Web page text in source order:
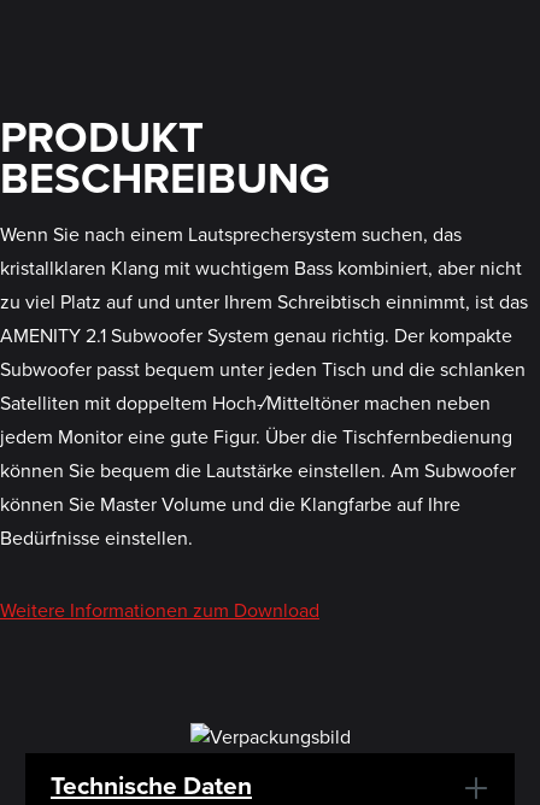
PRODUKT
BESCHREIBUNG
Wenn Sie nach einem Lautsprechersystem suchen, das
kristallklaren Klang mit wuchtigem Bass kombiniert, aber nicht
zu viel Platz auf und unter Ihrem Schreibtisch einnimmt, ist das
AMENITY 2.1 Subwoofer System genau richtig. Der kompakte
Subwoofer passt bequem unter jeden Tisch und die schlanken
Satelliten mit doppeltem Hoch-⁄Mitteltöner machen neben
jedem Monitor eine gute Figur. Über die Tischfernbedienung
können Sie bequem die Lautstärke einstellen. Am Subwoofer
können Sie Master Volume und die Klangfarbe auf Ihre
Bedürfnisse einstellen.
Weitere Informationen zum Download
Technische Daten